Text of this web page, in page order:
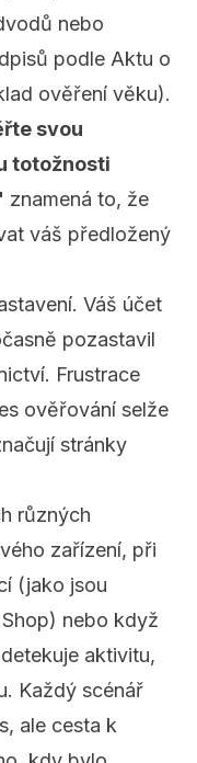
nebo
podle Aktu o
ověření věku).
svou
totožnosti
znamená to, že
váš předložený
Váš účet
pozastavil
Frustrace
ověřování selže
stránky
různých
zařízení, při
(jako jsou
nebo když
aktivitu,
Každý scénář
ale cesta k